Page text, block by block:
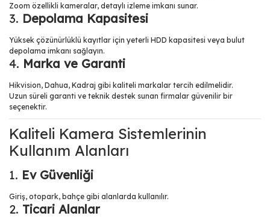
Zoom özellikli kameralar, detaylı izleme imkanı sunar.
3. Depolama Kapasitesi
Yüksek çözünürlüklü kayıtlar için yeterli HDD kapasitesi veya bulut
depolama imkanı sağlayın.
4. Marka ve Garanti
Hikvision, Dahua, Kadraj gibi kaliteli markalar tercih edilmelidir.
Uzun süreli garanti ve teknik destek sunan firmalar güvenilir bir
seçenektir.
Kaliteli Kamera Sistemlerinin
Kullanım Alanları
1. Ev Güvenliği
Giriş, otopark, bahçe gibi alanlarda kullanılır.
2. Ticari Alanlar